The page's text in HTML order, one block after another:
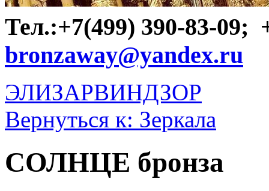
Тел.:+7(499) 390-83-09;
bronzaway@yandex.ru
ЭЛИЗАРВИНДЗОР
Вернуться к: Зеркала
СОЛНЦЕ бронза